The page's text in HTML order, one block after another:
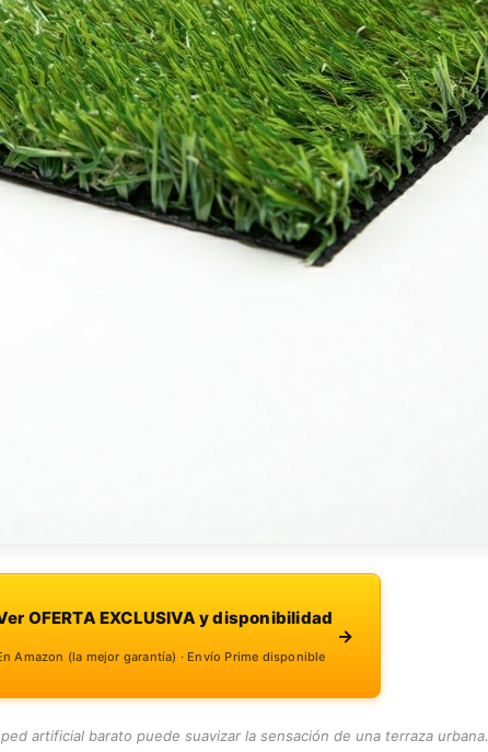
OFERTA EXCLUSIVA y disponibilidad
Amazon (la mejor garantía) · Envío Prime disponible
→
artificial barato puede suavizar la sensación de una terraza urbana.